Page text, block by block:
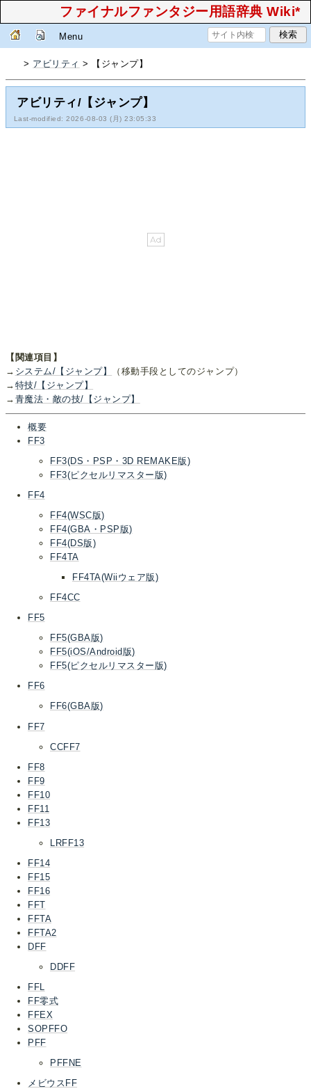
ファイナルファンタジー用語辞典 Wiki*
Menu
> アビリティ > 【ジャンプ】
アビリティ/【ジャンプ】
Last-modified: 2026-08-03 (月) 23:05:33
【関連項目】
→ システム/【ジャンプ】
（移動手段としてのジャンプ）
→ 特技/【ジャンプ】
→ 青魔法・敵の技/【ジャンプ】
概要
FF3
FF3(DS・PSP・3D REMAKE版)
FF3(ピクセルリマスター版)
FF4
FF4(WSC版)
FF4(GBA・PSP版)
FF4(DS版)
FF4TA
FF4TA(Wiiウェア版)
FF4CC
FF5
FF5(GBA版)
FF5(iOS/Android版)
FF5(ピクセルリマスター版)
FF6
FF6(GBA版)
FF7
CCFF7
FF8
FF9
FF10
FF11
FF13
LRFF13
FF14
FF15
FF16
FFT
FFTA
FFTA2
DFF
DDFF
FFL
FF零式
FFEX
SOPFFO
PFF
PFFNE
メビウスFF